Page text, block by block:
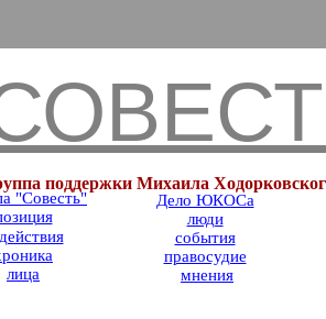
поддержки Михаила
"Совесть"
действия
лица
Дело ЮКОСа
люди
события
правосудие
мнения